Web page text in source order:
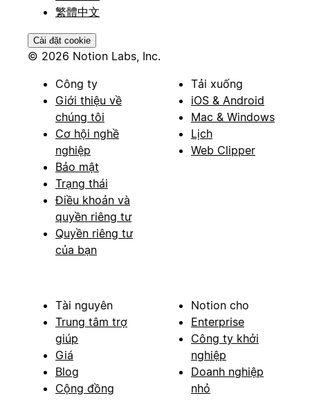
繁體中文
Cài đặt cookie
© 2026 Notion Labs, Inc.
Công ty
Giới thiệu về
chúng tôi
Cơ hội nghề
nghiệp
Bảo mật
Trạng thái
Điều khoản và
quyền riêng tư
Quyền riêng tư
của bạn
Tải xuống
iOS & Android
Mac & Windows
Lịch
Web Clipper
Tài nguyên
Trung tâm trợ
giúp
Giá
Blog
Cộng đồng
Notion cho
Enterprise
Công ty khởi
nghiệp
Doanh nghiệp
nhỏ